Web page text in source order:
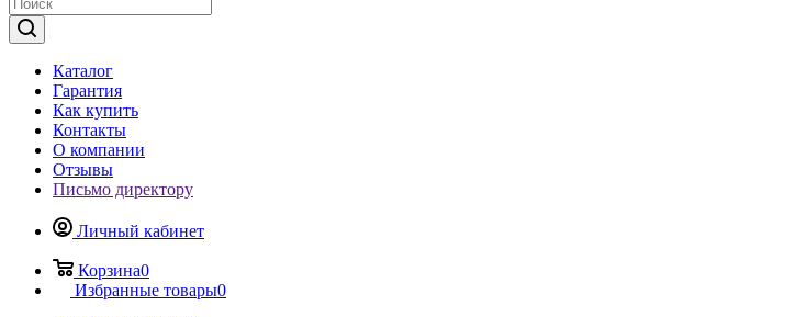
Каталог
Гарантия
Как купить
Контакты
О компании
Отзывы
Письмо директору
Личный кабинет
Корзина0
Избранные товары0